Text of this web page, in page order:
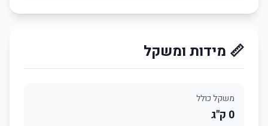
📏 מידות ומשקל
משקל כולל
0 ק"ג